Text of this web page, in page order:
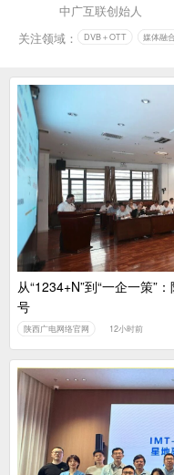
中广互联创始人
关注领域：
DVB＋OTT 媒体融
从“1234+N”到“一企一策”
号
陕西广电网络官网 12小时前